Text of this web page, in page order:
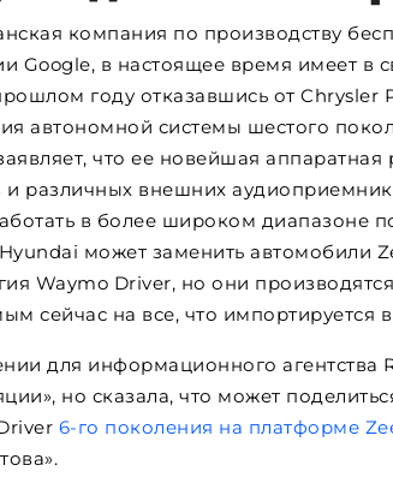
компания по производству
Google, в настоящее время имеет в
году отказавшись от
автономной системы шестого
что ее новейшая аппаратная
и различных внешних
в более широком диапазоне
может заменить автомобили
Waymo Driver, но они
сейчас на все, что импортируется
для информационного агентства
но сказала, что может
6-го поколения на платформе